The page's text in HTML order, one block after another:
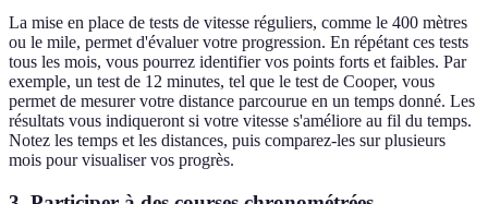
La mise en place de tests de vitesse réguliers, comme le 400 mètres
ou le mile, permet d'évaluer votre progression. En répétant ces tests
tous les mois, vous pourrez identifier vos points forts et faibles. Par
exemple, un test de 12 minutes, tel que le test de Cooper, vous
permet de mesurer votre distance parcourue en un temps donné. Les
résultats vous indiqueront si votre vitesse s'améliore au fil du temps.
Notez les temps et les distances, puis comparez-les sur plusieurs
mois pour visualiser vos progrès.